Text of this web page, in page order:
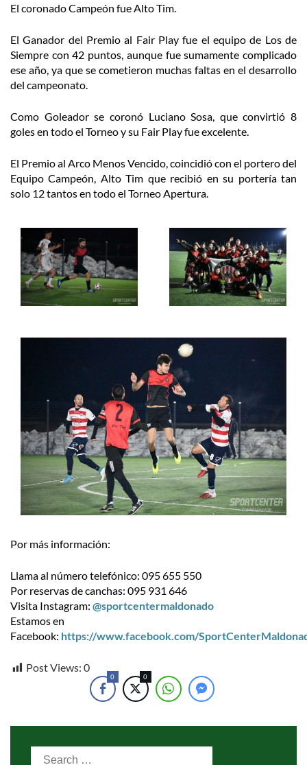
El coronado Campeón fue Alto Tim.
El Ganador del Premio al Fair Play fue el equipo de Los de
Siempre con 42 puntos, aunque fue sumamente complicado
ese año, ya que se cometieron muchas faltas en el desarrollo
del campeonato.
Como Goleador se coronó Luciano Sosa, que convirtió 8
goles en todo el Torneo y su Fair Play fue excelente.
El Premio al Arco Menos Vencido, coincidió con el portero del
Equipo Campeón, Alto Tim que recibió en su portería tan
solo 12 tantos en todo el Torneo Apertura.
Por más información:
Llama al número telefónico: 095 655 550
Por reservas de canchas: 095 931 646
Visita Instagram: @sportcentermaldonado
Estamos en
Facebook: https://www.facebook.com/
Post Views: 0
0 0
Search